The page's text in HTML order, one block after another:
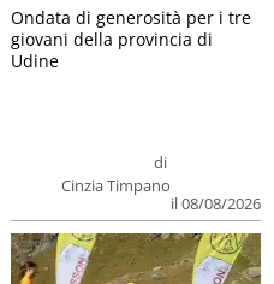
di
Cinzia Timpano
il 08/08/2026
Ondata di generosità per i tre
giovani della provincia di
Udine